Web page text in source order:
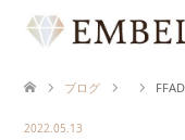
ブログ
2022.05.13